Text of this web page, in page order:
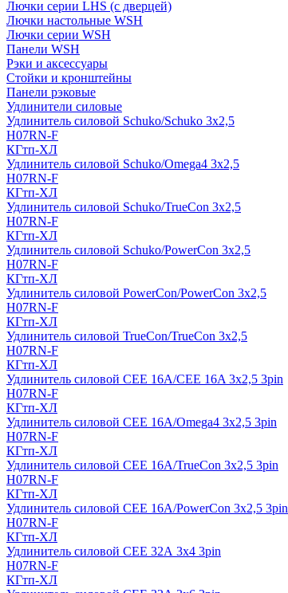
Лючки серии LHS (с дверцей)
Лючки настольные WSH
Лючки серии WSH
Панели WSH
Рэки и аксессуары
Стойки и кронштейны
Панели рэковые
Удлинители силовые
Удлинитель силовой Schuko/Schuko 3х2,5
H07RN-F
КГтп-ХЛ
Удлинитель силовой Schuko/Omega4 3х2,5
H07RN-F
КГтп-ХЛ
Удлинитель силовой Schuko/TrueCon 3х2,5
H07RN-F
КГтп-ХЛ
Удлинитель силовой Schuko/PowerCon 3х2,5
H07RN-F
КГтп-ХЛ
Удлинитель силовой PowerCon/PowerCon 3х2,5
H07RN-F
КГтп-ХЛ
Удлинитель силовой TrueCon/TrueCon 3х2,5
H07RN-F
КГтп-ХЛ
Удлинитель силовой CEE 16A/CEE 16A 3х2,5 3pin
H07RN-F
КГтп-ХЛ
Удлинитель силовой CEE 16A/Omega4 3х2,5 3pin
H07RN-F
КГтп-ХЛ
Удлинитель силовой CEE 16A/TrueCon 3х2,5 3pin
H07RN-F
КГтп-ХЛ
Удлинитель силовой CEE 16A/PowerCon 3х2,5 3pin
H07RN-F
КГтп-ХЛ
Удлинитель силовой CEE 32А 3х4 3pin
H07RN-F
КГтп-ХЛ